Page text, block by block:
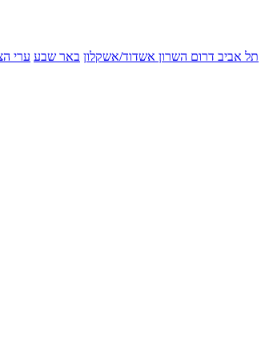
תל אביב דרום השרון אשדוד/אשקלון באר שבע ערי